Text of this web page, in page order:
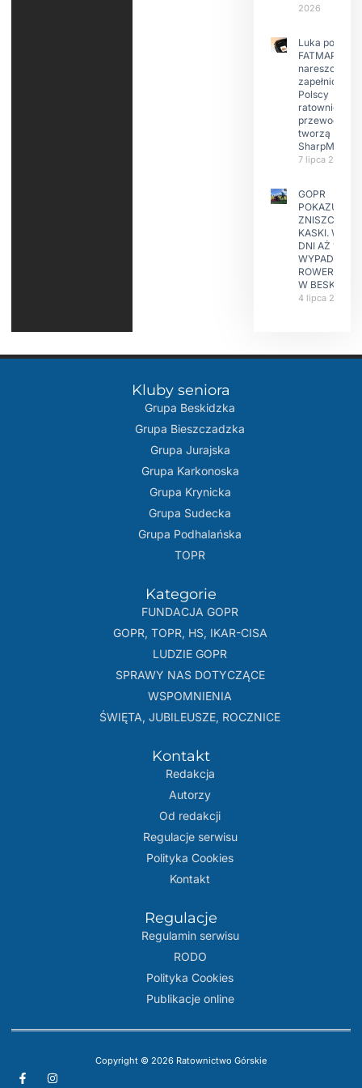
2026
Luka po
FATMAP-ie
nareszcie
zapełniona?
Polscy
ratownicy i
przewodnicy
tworzą
SharpMap
7 lipca 2026
GOPR
POKAZUJE
ZNISZCZONE
KASKI. W
DNI AŻ 15
WYPADKÓW
W
4 lipca 2026
Kluby seniora
Grupa Beskidzka​
Grupa Bieszczadzka
Grupa Jurajska
Grupa Karkonoska
Grupa Krynicka
Grupa Sudecka
Grupa Podhalańska
TOPR
Kategorie
FUNDACJA GOPR
GOPR, TOPR, HS, IKAR-CISA
LUDZIE GOPR
SPRAWY NAS DOTYCZĄCE
WSPOMNIENIA
ŚWIĘTA, JUBILEUSZE, ROCZNICE
Kontakt
Redakcja
Autorzy
Od redakcji
Regulacje serwisu
Polityka Cookies
Kontakt
Regulacje
Regulamin serwisu
RODO
Polityka Cookies
Publikacje online
Copyright © 2026 Ratownictwo Górskie